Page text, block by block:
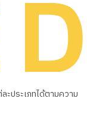
ประเภทได้ตามความ